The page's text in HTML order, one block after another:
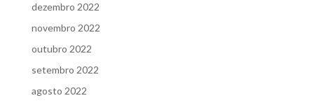
dezembro 2022
novembro 2022
outubro 2022
setembro 2022
agosto 2022